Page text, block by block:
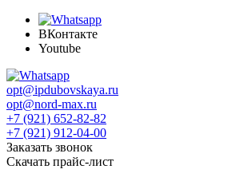
ВКонтакте
Youtube
opt@ipdubovskaya.ru
opt@nord-max.ru
+7 (921) 652-82-82
+7 (921) 912-04-00
Заказать звонок
Скачать прайс-лист